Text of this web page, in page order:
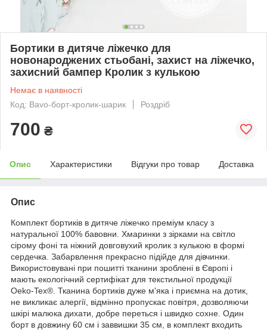
Бортики в дитяче ліжечко для
новонароджених стьобані, захист на ліжечко,
захисний бампер Кролик з кулькою
Немає в наявності
Код: Bavo-борт-кролик-шарик
Роздріб
700 ₴
Опис Характеристики Відгуки про товар Доставка
Опис
Комплект бортиків в дитяче ліжечко преміум класу з
натуральної 100% бавовни. Хмаринки з зірками на світло
сірому фоні та ніжний довговухий кролик з кулькою в формі
сердечка. Забарвлення прекрасно підійде для дівчинки.
Використовувані при пошитті тканини зроблені в Європі і
мають екологічний сертифікат для текстильної продукції
Oeko-Tex®. Тканина бортиків дуже м'яка і приємна на дотик,
не викликає алергії, відмінно пропускає повітря, дозволяючи
шкірі малюка дихати, добре переться і швидко сохне. Один
борт в довжину 60 см і заввишки 35 см, в комплект входить